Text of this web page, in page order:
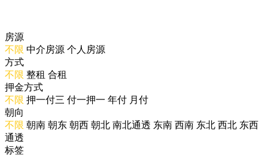
房源
不限 中介房源 个人房源
方式
不限 整租 合租
押金方式
不限 押一付三 付一押一 年付 月付
朝向
不限 朝南 朝东 朝西 朝北 南北通透 东南 西南 东北 西北 东西
通透
标签